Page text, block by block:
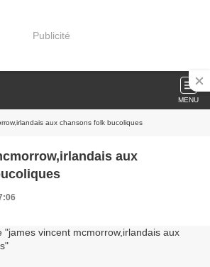
Publicité
MENU
aux chansons folk bucoliques
aux